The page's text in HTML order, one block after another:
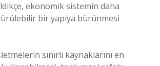
ekonomik sistemin daha
bir yapıya bürünmesi
sınırlı kaynaklarını en